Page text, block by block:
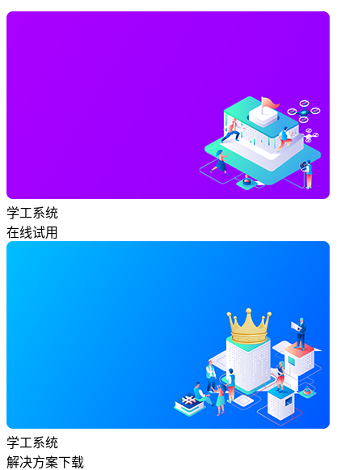
学工系统
在线试用
学工系统
解决方案下载